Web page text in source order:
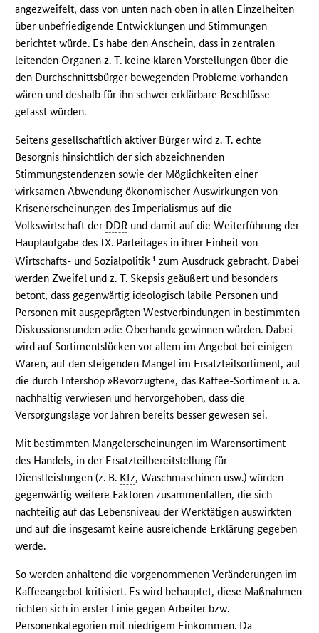
angezweifelt, dass von unten nach oben in allen Einzelheiten
über unbefriedigende Entwicklungen und Stimmungen
berichtet würde. Es habe den Anschein, dass in zentralen
leitenden Organen z. T. keine klaren Vorstellungen über die
den Durchschnittsbürger bewegenden Probleme vorhanden
wären und deshalb für ihn schwer erklärbare Beschlüsse
gefasst würden.
Seitens gesellschaftlich aktiver Bürger wird z. T. echte
Besorgnis hinsichtlich der sich abzeichnenden
Stimmungstendenzen sowie der Möglichkeiten einer
wirksamen Abwendung ökonomischer Auswirkungen von
Krisenerscheinungen des Imperialismus auf die
Volkswirtschaft der DDR und damit auf die Weiterführung der
Hauptaufgabe des IX. Parteitages in ihrer Einheit von
Wirtschafts- und Sozialpolitik3 zum Ausdruck gebracht. Dabei
werden Zweifel und z. T. Skepsis geäußert und besonders
betont, dass gegenwärtig ideologisch labile Personen und
Personen mit ausgeprägten Westverbindungen in bestimmten
Diskussionsrunden »die Oberhand« gewinnen würden. Dabei
wird auf Sortimentslücken vor allem im Angebot bei einigen
Waren, auf den steigenden Mangel im Ersatzteilsortiment, auf
die durch Intershop »Bevorzugten«, das Kaffee-Sortiment u. a.
nachhaltig verwiesen und hervorgehoben, dass die
Versorgungslage vor Jahren bereits besser gewesen sei.
Mit bestimmten Mangelerscheinungen im Warensortiment
des Handels, in der Ersatzteilbereitstellung für
Dienstleistungen (z. B. Kfz, Waschmaschinen usw.) würden
gegenwärtig weitere Faktoren zusammenfallen, die sich
nachteilig auf das Lebensniveau der Werktätigen auswirkten
und auf die insgesamt keine ausreichende Erklärung gegeben
werde.
So werden anhaltend die vorgenommenen Veränderungen im
Kaffeeangebot kritisiert. Es wird behauptet, diese Maßnahmen
richten sich in erster Linie gegen Arbeiter bzw.
Personenkategorien mit niedrigem Einkommen. Da